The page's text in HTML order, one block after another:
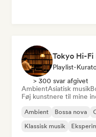
Tokyo Hi-Fi
Playlist-
> 300 svar afgivet
AmbientAsiatisk musik
Føj kunstnere til mine
Ambient Bossa nova
Klassisk musik